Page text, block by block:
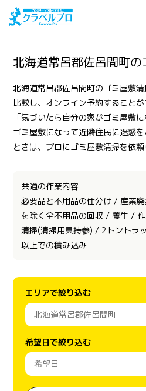
北海道常呂郡佐呂間町
北海道常呂郡佐呂間町のゴミ屋敷
比較し、オンライン予約することが
「気づいたら自分の家がゴミ屋敷
ゴミ屋敷になって近隣住民に迷惑
ときは、プロにゴミ屋敷清掃を依頼
共通の作業内容
必要品と不用品の仕分け / 産業
を除く全不用品の回収 / 養生 /
清掃(清掃用具持参) / 2トントラ
以上での積み込み
エリアで絞り込む
希望日で絞り込む